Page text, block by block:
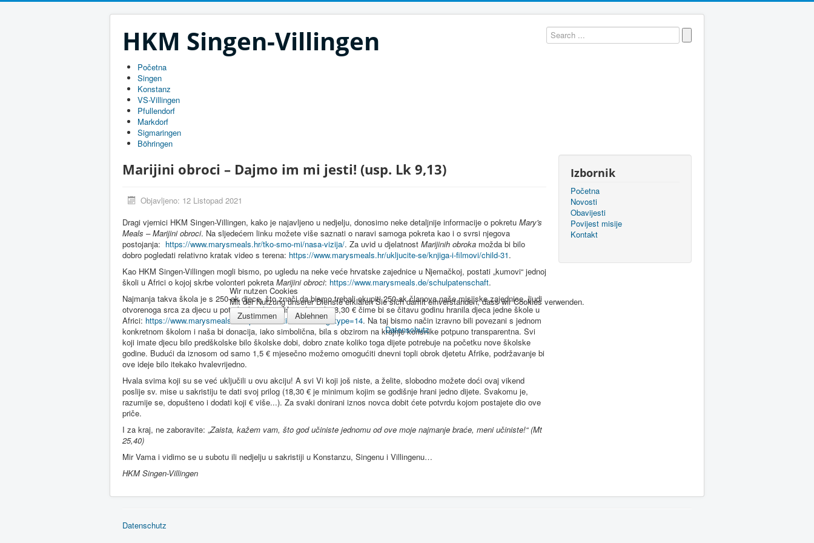
HKM Singen-Villingen
Početna
Singen
Konstanz
VS-Villingen
Pfullendorf
Markdorf
Sigmaringen
Böhringen
Marijini obroci – Dajmo im mi jesti! (usp. Lk 9,13)
Objavljeno: 12 Listopad 2021
Dragi vjernici HKM Singen-Villingen, kako je najavljeno u nedjelju, donosimo neke detaljnije informacije o pokretu Mary's
Meals – Marijini obroci. Na sljedećem linku možete više saznati o naravi samoga pokreta kao i o svrsi njegova
postojanja: https://www.marysmeals.hr/tko-smo-mi/nasa-vizija/. Za uvid u djelatnost Marijinih obroka možda bi bilo
dobro pogledati relativno kratak video s terena: https://www.marysmeals.hr/ukljucite-se/knjiga-i-filmovi/child-31.
Kao HKM Singen-Villingen mogli bismo, po ugledu na neke veće hrvatske zajednice u Njemačkoj, postati „kumovi“ jednoj
školi u Africi o kojoj skrbe volonteri pokreta Marijini obroci: https://www.marysmeals.de/schulpatenschaft.
Najmanja takva škola je s 250-ak djece, što znači da bismo trebali okupiti 250-ak članova naše misijske zajednice, ljudi
otvorenoga srca za djecu u potrebi, koji bi godišnje donirali 18,30 € čime bi se čitavu godinu hranila djeca jedne škole u
Africi: https://www.marysmeals.de/spendenaktionen/anfang?type=14. Na taj bismo način izravno bili povezani s jednom
konkretnom školom i naša bi donacija, iako simbolična, bila s obzirom na krajnje korisnike potpuno transparentna. Svi
koji imate djecu bilo predškolske bilo školske dobi, dobro znate koliko toga dijete potrebuje na početku nove školske
godine. Budući da iznosom od samo 1,5 € mjesečno možemo omogućiti dnevni topli obrok djetetu Afrike, podržavanje bi
ove ideje bilo itekako hvalevrijedno.
Hvala svima koji su se već uključili u ovu akciju! A svi Vi koji još niste, a želite, slobodno možete doći ovaj vikend
poslije sv. mise u sakristiju te dati svoj prilog (18,30 € je minimum kojim se godišnje hrani jedno dijete. Svakomu je,
razumije se, dopušteno i dodati koji € više...). Za svaki donirani iznos novca dobit ćete potvrdu kojom postajete dio ove
priče.
I za kraj, ne zaboravite: „Zaista, kažem vam, što god učiniste jednomu od ove moje najmanje braće, meni učiniste!“ (Mt
25,40)
Mir Vama i vidimo se u subotu ili nedjelju u sakristiji u Konstanzu, Singenu i Villingenu…
HKM Singen-Villingen
Izbornik
Početna
Novosti
Obavijesti
Povijest misije
Kontakt
Datenschutz
Wir nutzen Cookies
Mit der Nutzung unserer Dienste erklären Sie sich damit einverstanden, dass wir Cookies verwenden.
Zustimmen
Ablehnen
Datenschutz